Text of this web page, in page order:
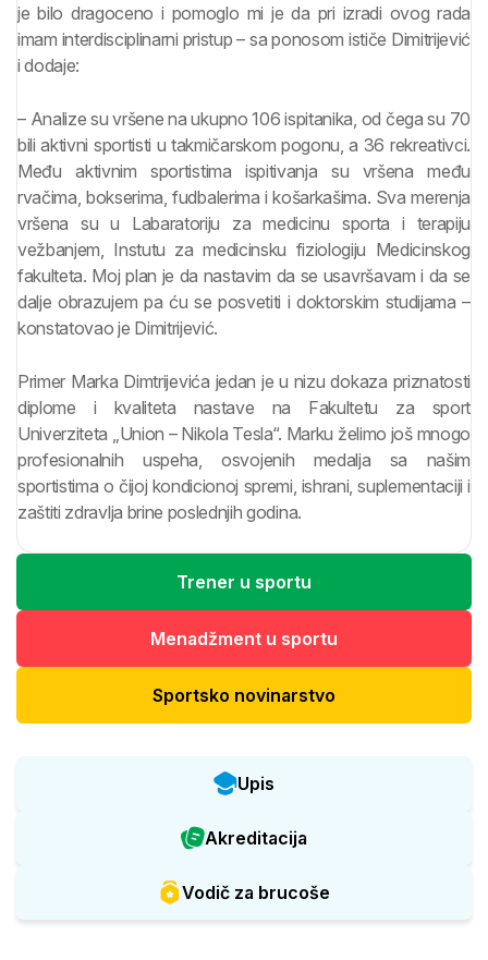
je bilo dragoceno i pomoglo mi je da pri izradi ovog rada
imam interdisciplinarni pristup – sa ponosom ističe Dimitrijević
i dodaje:
– Analize su vršene na ukupno 106 ispitanika, od čega su 70
bili aktivni sportisti u takmičarskom pogonu, a 36 rekreativci.
Među aktivnim sportistima ispitivanja su vršena među
rvačima, bokserima, fudbalerima i košarkašima. Sva merenja
vršena su u Labaratoriju za medicinu sporta i terapiju
vežbanjem, Instutu za medicinsku fiziologiju Medicinskog
fakulteta. Moj plan je da nastavim da se usavršavam i da se
dalje obrazujem pa ću se posvetiti i doktorskim studijama –
konstatovao je Dimitrijević.
Primer Marka Dimtrijevića jedan je u nizu dokaza priznatosti
diplome i kvaliteta nastave na Fakultetu za sport
Univerziteta „Union – Nikola Tesla“. Marku želimo još mnogo
profesionalnih uspeha, osvojenih medalja sa našim
sportistima o čijoj kondicionoj spremi, ishrani, suplementaciji i
zaštiti zdravlja brine poslednjih godina.
Trener u sportu
Menadžment u sportu
Sportsko novinarstvo
Upis
Akreditacija
Vodič za brucoše